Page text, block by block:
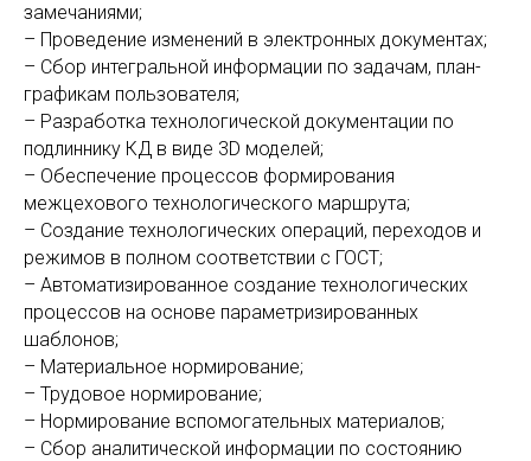
замечаниями;
– Проведение изменений в электронных документах;
– Сбор интегральной информации по задачам, план-
графикам пользователя;
– Разработка технологической документации по
подлиннику КД в виде 3D моделей;
– Обеспечение процессов формирования
межцехового технологического маршрута;
– Создание технологических операций, переходов и
режимов в полном соответствии с ГОСТ;
– Автоматизированное создание технологических
процессов на основе параметризированных
шаблонов;
– Материальное нормирование;
– Трудовое нормирование;
– Нормирование вспомогательных материалов;
– Сбор аналитической информации по состоянию
СИСТЕМНЫЕ ТРЕБОВАНИЯ:
УСТАНОВКА ПО "ПРАЙМ
"ЦИФРОВОЕ МАШИНОСТРОЕНИЕ"